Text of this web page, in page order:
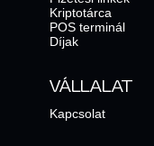
Kriptotárca
POS terminál
Díjak
VÁLLALAT
Kapcsolat